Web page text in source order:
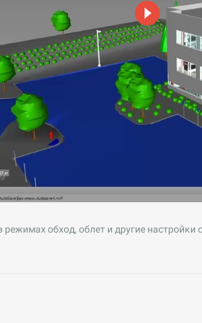
обход, облет и другие